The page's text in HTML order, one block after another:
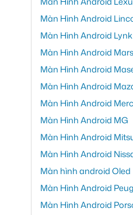
Màn Hình Android
Màn Hình Android
Màn Hình Android
Màn Hình Android
Màn Hình Android
Màn Hình Android
Màn Hình Android MG
Màn Hình Android
Màn Hình Android
Màn hình android Oled
Màn Hình Android
Màn Hình Android